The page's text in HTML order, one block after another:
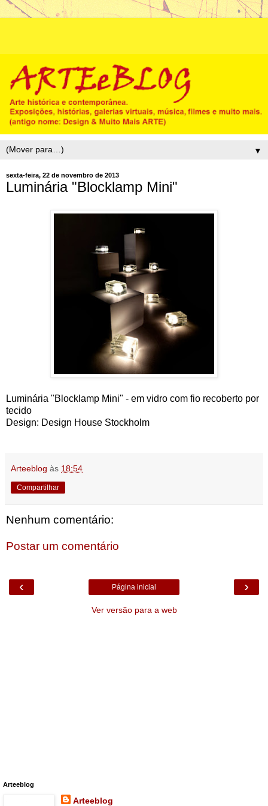
▼
sexta-feira, 22 de novembro de 2013
Luminária "Blocklamp Mini"
Luminária "Blocklamp Mini" - em vidro com fio recoberto por
tecido
Design: Design House Stockholm
Arteeblog às 18:54
Compartilhar
Nenhum comentário:
Postar um comentário
‹ ›
Página inicial
Ver versão para a web
Arteeblog
Arteeblog